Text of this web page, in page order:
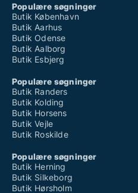
Populære søgninger
Butik København
Butik Aarhus
Butik Odense
Butik Aalborg
Butik Esbjerg
Populære søgninger
Butik Randers
Butik Kolding
Butik Horsens
Butik Vejle
Butik Roskilde
Populære søgninger
Butik Herning
Butik Silkeborg
Butik Hørsholm